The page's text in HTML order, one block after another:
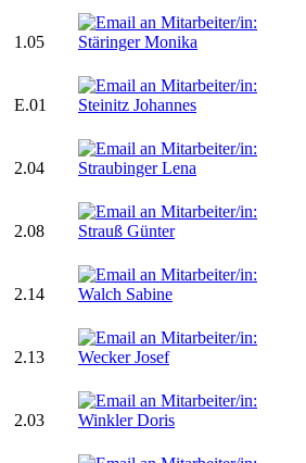
1.05
E.01
2.04
2.08
2.14
2.13
2.03